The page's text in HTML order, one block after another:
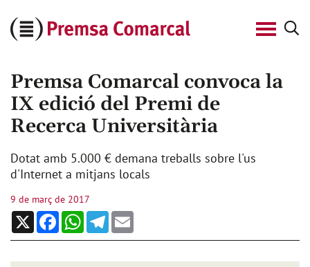
Cerca
Premsa Comarcal convoca la
IX edició del Premi de
Recerca Universitària
Dotat amb 5.000 € demana treballs sobre l'us
d'Internet a mitjans locals
9 de març de 2017
X FacebookWhatsAppTelegram